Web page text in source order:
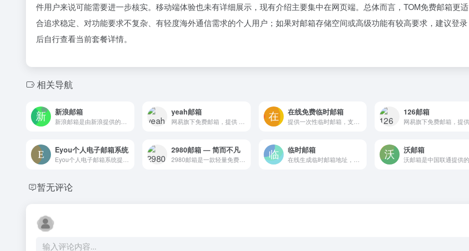
件用户来说可能需要进一步核实。移动端体验也未有详细展示，现有介绍主要集中在网页端。总体而言，TOM免费邮箱更适
合追求稳定、对功能要求不复杂、有轻度海外通信需求的个人用户；如果对邮箱存储空间或高级功能有较高要求，建议登录
后自行查看当前套餐详情。
相关导航
新浪邮箱 yeah邮箱 在线免费临时邮箱 126邮箱
Eyou个人电子邮箱系统 2980邮箱 — 简而不凡
2980邮箱是一款轻量免费网络邮箱，支持20M普通附件和1G超大附件发送，提供网页版与iOS、安卓客户端。设有独立海外服务器和安全加密通道，侧重简洁收发与大文件分享体验
临时邮箱 沃邮箱
暂无评论